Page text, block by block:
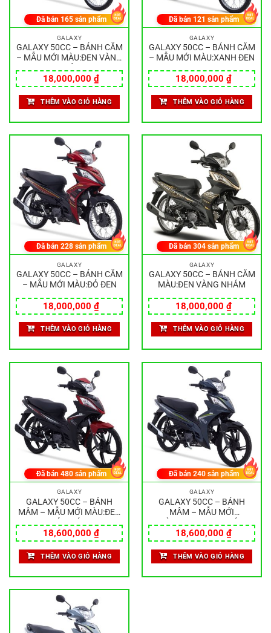
GALAXY
GALAXY 50CC – BÁNH CĂM
– MẪU MỚI MÀU:ĐEN VÀNG
18,000,000 ₫
Đã bán 165 sản phẩm
THÊM VÀO GIỎ HÀNG
GALAXY
GALAXY 50CC – BÁNH CĂM
– MẪU MỚI MÀU:XANH ĐEN
18,000,000 ₫
Đã bán 121 sản phẩm
THÊM VÀO GIỎ HÀNG
GALAXY
GALAXY 50CC – BÁNH CĂM
– MẪU MỚI MÀU:ĐỎ ĐEN
18,000,000 ₫
Đã bán228 sản phẩm
THÊM VÀO GIỎ HÀNG
GALAXY
GALAXY 50CC – BÁNH CĂM
MÀU:ĐEN VÀNG NHÁM
18,000,000 ₫
Đã bán304 sản phẩm
THÊM VÀO GIỎ HÀNG
GALAXY
GALAXY 50CC – BÁNH
MÂM – MẪU MỚI MÀU:ĐEN
ĐỎ NHÁM
18,600,000 ₫
Đã bán480 sản phẩm
THÊM VÀO GIỎ HÀNG
GALAXY
GALAXY 50CC – BÁNH
MÂM – MẪU MỚI
MÀU:XANH ĐEN NHÁM
18,600,000 ₫
Đã bán240 sản phẩm
THÊM VÀO GIỎ HÀNG